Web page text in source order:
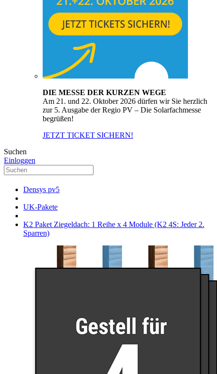
DIE MESSE DER KURZEN WEGE
Am 21. und 22. Oktober 2026 dürfen wir Sie herzlich
zur 5. Ausgabe der Regio PV – Die Solarfachmesse
begrüßen!
JETZT TICKET SICHERN!
Suchen
Einloggen
Densys pv5
UK-Pakete
K2 Paket Ziegeldach: 1 Reihe x 4 Module (K2 4S: Jeder 2.
Sparren)